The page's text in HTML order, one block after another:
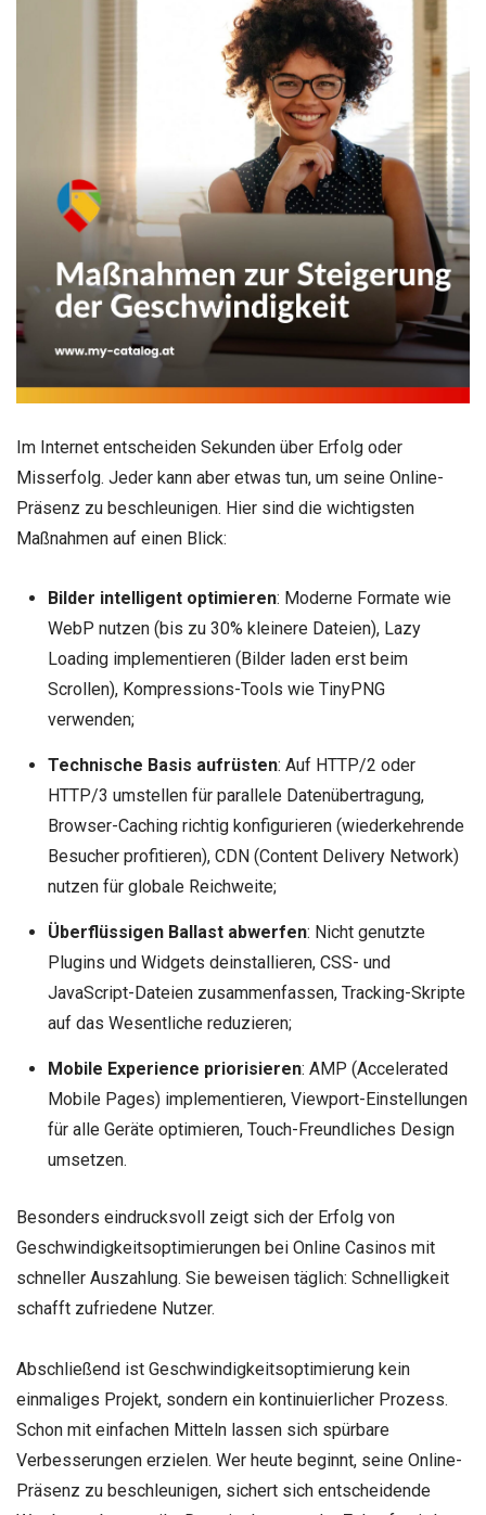
Im Internet entscheiden Sekunden über Erfolg oder
Misserfolg. Jeder kann aber etwas tun, um seine Online-
Präsenz zu beschleunigen. Hier sind die wichtigsten
Maßnahmen auf einen Blick:
Bilder intelligent optimieren: Moderne Formate wie
WebP nutzen (bis zu 30% kleinere Dateien), Lazy
Loading implementieren (Bilder laden erst beim
Scrollen), Kompressions-Tools wie TinyPNG
verwenden;
Technische Basis aufrüsten: Auf HTTP/2 oder
HTTP/3 umstellen für parallele Datenübertragung,
Browser-Caching richtig konfigurieren (wiederkehrende
Besucher profitieren), CDN (Content Delivery Network)
nutzen für globale Reichweite;
Überflüssigen Ballast abwerfen: Nicht genutzte
Plugins und Widgets deinstallieren, CSS- und
JavaScript-Dateien zusammenfassen, Tracking-Skripte
auf das Wesentliche reduzieren;
Mobile Experience priorisieren: AMP (Accelerated
Mobile Pages) implementieren, Viewport-Einstellungen
für alle Geräte optimieren, Touch-Freundliches Design
umsetzen.
Besonders eindrucksvoll zeigt sich der Erfolg von
Geschwindigkeitsoptimierungen bei Online Casinos mit
schneller Auszahlung. Sie beweisen täglich: Schnelligkeit
schafft zufriedene Nutzer.
Abschließend ist Geschwindigkeitsoptimierung kein
einmaliges Projekt, sondern ein kontinuierlicher Prozess.
Schon mit einfachen Mitteln lassen sich spürbare
Verbesserungen erzielen. Wer heute beginnt, seine Online-
Präsenz zu beschleunigen, sichert sich entscheidende